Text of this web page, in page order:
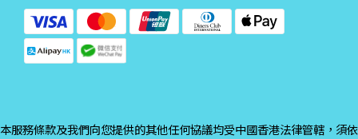
本服務條款及我們向您提供的其他任何協議均受中國香港法律管轄，須依